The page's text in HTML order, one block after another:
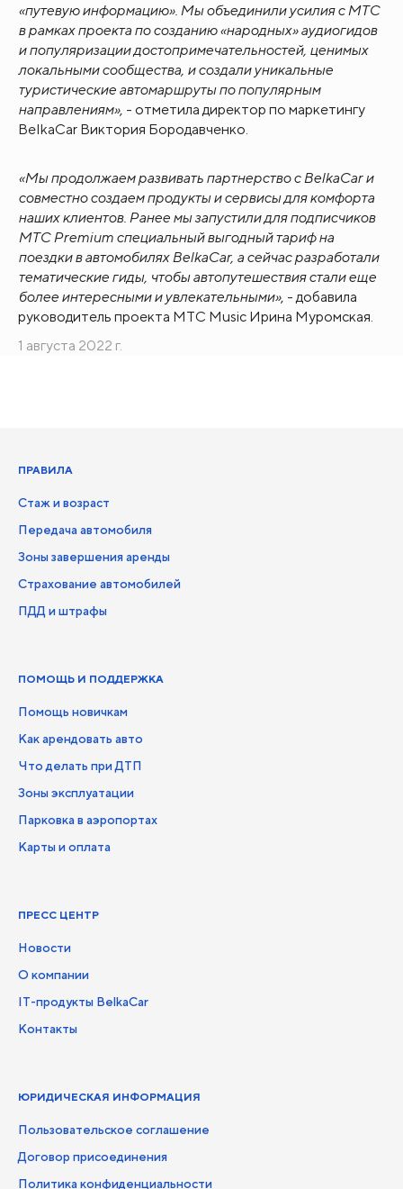
«путевую информацию». Мы объединили усилия с МТС
в рамках проекта по созданию «народных» аудиогидов
и популяризации достопримечательностей, ценимых
локальными сообщества, и создали уникальные
туристические автомаршруты по популярным
направлениям», - отметила директор по маркетингу
BelkaCar Виктория Бородавченко.
«Мы продолжаем развивать партнерство с BelkaCar и
совместно создаем продукты и сервисы для комфорта
наших клиентов. Ранее мы запустили для подписчиков
МТС Premium специальный выгодный тариф на
поездки в автомобилях BelkaCar, а сейчас разработали
тематические гиды, чтобы автопутешествия стали еще
более интересными и увлекательными», - добавила
руководитель проекта МТС Music Ирина Муромская.
1 августа 2022 г.
ПРАВИЛА
Стаж и возраст
Передача автомобиля
Зоны завершения аренды
Страхование автомобилей
ПДД и штрафы
ПОМОЩЬ И ПОДДЕРЖКА
Помощь новичкам
Как арендовать авто
Что делать при ДТП
Зоны эксплуатации
Парковка в аэропортах
Карты и оплата
ПРЕСС ЦЕНТР
Новости
О компании
IT-продукты BelkaCar
Контакты
ЮРИДИЧЕСКАЯ ИНФОРМАЦИЯ
Пользовательское соглашение
Договор присоединения
Политика конфиденциальности